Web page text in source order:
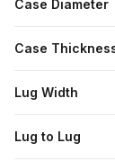
Case Diameter
Case
Lug Width
Lug to Lug